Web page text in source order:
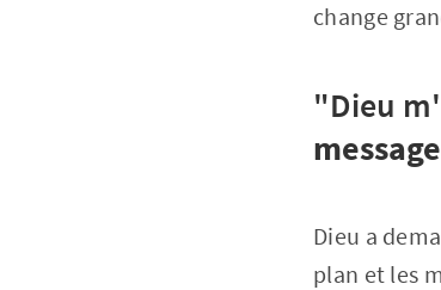
change
"Dieu
Dieu a
plan et les